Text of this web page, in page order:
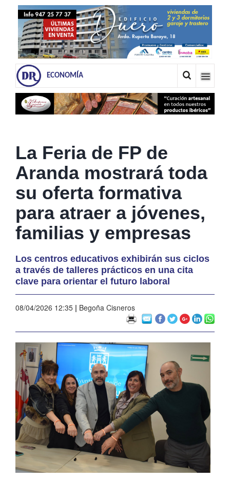
ECONOMÍA
La Feria de FP de
Aranda mostrará toda
su oferta formativa
para atraer a jóvenes,
familias y empresas
Los centros educativos exhibirán sus ciclos
a través de talleres prácticos en una cita
clave para orientar el futuro laboral
08/04/2026 12:35 | Begoña Cisneros